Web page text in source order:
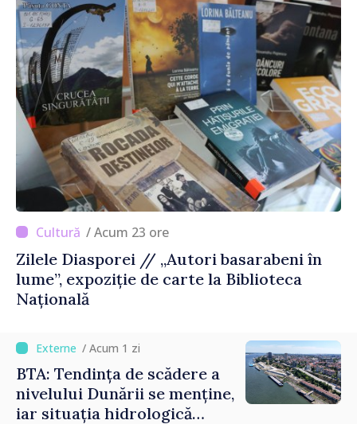
/ Acum 23 ore
Zilele Diasporei // „Autori basarabeni în
lume”, expoziție de carte la Biblioteca
Națională
/ Acum 1 zi
BTA: Tendința de scădere a
nivelului Dunării se menține,
iar situația hidrologică